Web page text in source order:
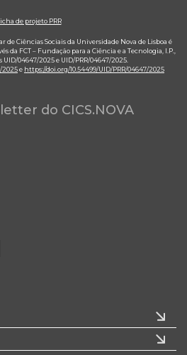
de projeto PRR
de Ciências Sociais da Universidade Nova de Lisboa é
FCT – Fundação para a Ciência e a Tecnologia, I.P.,
04647/2025 e UID/PRR/04647/2025.
2025e https://doi.org/10.54499/UID/PRR/04647/2025
do CICS.NOVA